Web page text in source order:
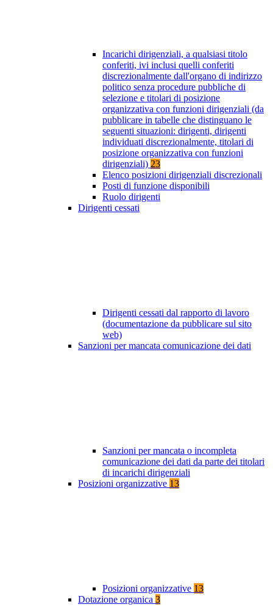
Incarichi dirigenziali, a qualsiasi titolo
conferiti, ivi inclusi quelli conferiti
discrezionalmente dall'organo di indirizzo
politico senza procedure pubbliche di
selezione e titolari di posizione
organizzativa con funzioni dirigenziali (da
pubblicare in tabelle che distinguano le
seguenti situazioni: dirigenti, dirigenti
individuati discrezionalmente, titolari di
posizione organizzativa con funzioni
dirigenziali) 23
Elenco posizioni dirigenziali discrezionali
Posti di funzione disponibili
Ruolo dirigenti
Dirigenti cessati
Dirigenti cessati dal rapporto di lavoro
(documentazione da pubblicare sul sito
web)
Sanzioni per mancata comunicazione dei dati
Sanzioni per mancata o incompleta
comunicazione dei dati da parte dei titolari
di incarichi dirigenziali
Posizioni organizzative 13
Posizioni organizzative 13
Dotazione organica 3